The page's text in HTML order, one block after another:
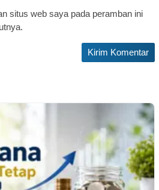
situs web saya pada peramban ini